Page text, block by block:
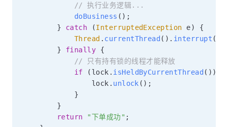
// 执行业务逻辑...
doBusiness ( ) ;
}
catch (InterruptedException e)
{
Thread . currentThread ( ) . interrupt (
}
finally
{
// 只有持有锁的线程才能释放
if
( lock . isHeldByCurrentThread ( ) )
                lock
. unlock ( ) ;
}
}
return
"下单成功" ;